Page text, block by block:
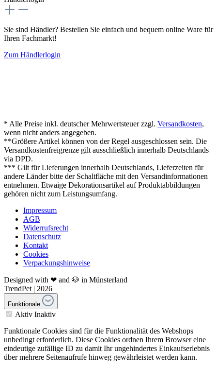
Sie sind Händler? Bestellen Sie einfach und bequem online Ware für
Ihren Fachmarkt!
Zum Händlerlogin
* Alle Preise inkl. deutscher Mehrwertsteuer zzgl. Versandkosten,
wenn nicht anders angegeben.
**Größere Artikel können von der Regel ausgeschlossen sein. Die
Versandkostenfreigrenze gilt ausschließlich innerhalb Deutschlands
via DPD.
*** Gilt für Lieferungen innerhalb Deutschlands, Lieferzeiten für
andere Länder bitte der Schaltfläche mit den Versandinformationen
entnehmen. Etwaige Dekorationsartikel auf Produktabbildungen
gehören nicht zum Leistungsumfang.
Impressum
AGB
Widerrufsrecht
Datenschutz
Kontakt
Cookies
Verpackungshinweise
Designed with ❤ and 🐶 in Münsterland
TrendPet | 2026
Funktionale
Aktiv Inaktiv
Funktionale Cookies sind für die Funktionalität des Webshops
unbedingt erforderlich. Diese Cookies ordnen Ihrem Browser eine
eindeutige zufällige ID zu damit Ihr ungehindertes Einkaufserlebnis
über mehrere Seitenaufrufe hinweg gewährleistet werden kann.